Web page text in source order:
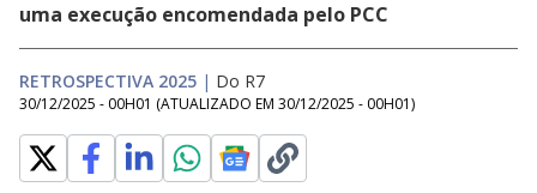
uma execução encomendada pelo PCC
RETROSPECTIVA 2025 | Do R7
30/12/2025 - 00H01 (ATUALIZADO EM 30/12/2025 - 00H01)